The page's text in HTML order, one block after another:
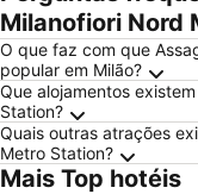
Milanofiori Nord
O que faz com que
popular em Milão?
Que alojamentos
Station?
Quais outras atrações
Metro Station?
Mais Top hotéis